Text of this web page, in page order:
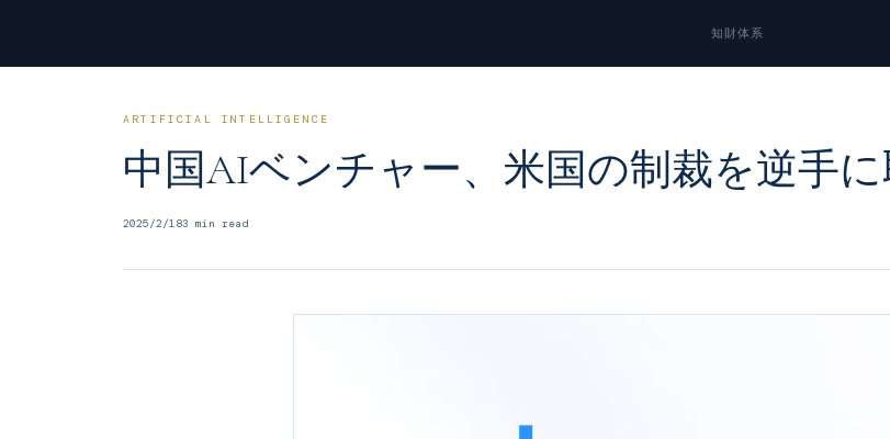
知財体系
ARTIFICIAL INTELLIGENCE
中国AIベンチャー、米国の制裁を逆手
2025/2/183 min read